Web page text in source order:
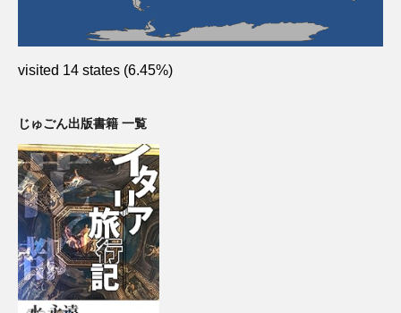
visited 14 states (6.45%)
じゅごん出版書籍 一覧